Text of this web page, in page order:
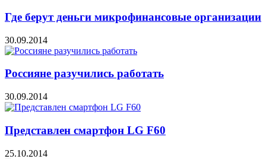
Где берут деньги микрофинансовые организации
30.09.2014
Россияне разучились работать
30.09.2014
Представлен смартфон LG F60
25.10.2014